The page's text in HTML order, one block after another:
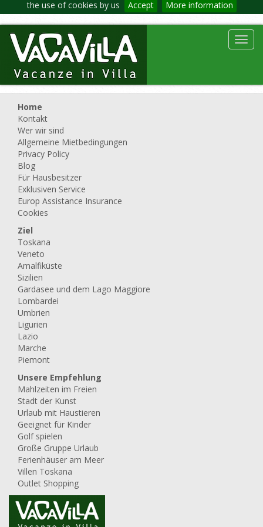
the use of cookies by us Accept More information
Home
Kontakt
Wer wir sind
Allgemeine Mietbedingungen
Privacy Policy
Blog
Für Hausbesitzer
Exklusiven Service
Europ Assistance Insurance
Cookies
Ziel
Toskana
Veneto
Amalfiküste
Sizilien
Gardasee und dem Lago Maggiore
Lombardei
Umbrien
Ligurien
Lazio
Marche
Piemont
Unsere Empfehlung
Mahlzeiten im Freien
Stadt der Kunst
Urlaub mit Haustieren
Geeignet für Kinder
Golf spielen
Große Gruppe Urlaub
Ferienhäuser am Meer
Villen Toskana
Outlet Shopping